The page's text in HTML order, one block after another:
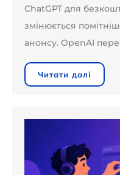
ChatGPT для
змінюється
анонсу. OpenAI
Читати далі